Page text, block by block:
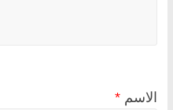
الاسم *